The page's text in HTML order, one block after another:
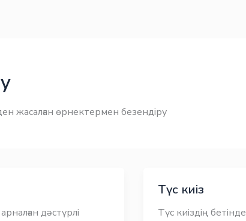
жасалған өрнектермен безендіру
дәстүрлі
Түс киіз
Түс киіздің